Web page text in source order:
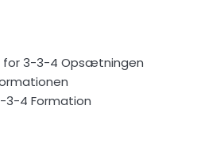
for 3-3-4 Opsætningen
3-4 Formation